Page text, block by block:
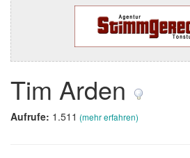
Tim Arden
Aufrufe: 1.511 (mehr erfahren)